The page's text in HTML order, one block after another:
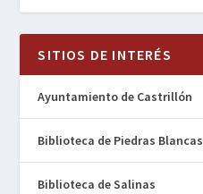
SITIOS DE INTERÉS
Ayuntamiento de Castrillón
Biblioteca de Piedras Blancas
Biblioteca de Salinas